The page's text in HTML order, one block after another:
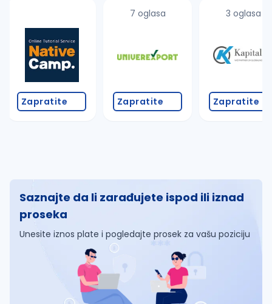
Zapratite
7 oglasa
Zapratite
3 oglasa
Zapratite
Saznajte da li zarađujete ispod ili iznad
proseka
Unesite iznos plate i pogledajte prosek za vašu poziciju